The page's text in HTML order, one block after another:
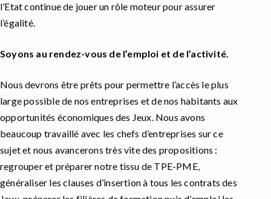
l’Etat continue de jouer un rôle moteur pour assurer
l’égalité.
Soyons au rendez-vous de l’emploi et de l’activité.
Nous devrons être prêts pour permettre l’accès le plus
large possible de nos entreprises et de nos habitants aux
opportunités économiques des Jeux. Nous avons
beaucoup travaillé avec les chefs d’entreprises sur ce
sujet et nous avancerons très vite des propositions :
regrouper et préparer notre tissu de TPE-PME,
généraliser les clauses d’insertion à tous les contrats des